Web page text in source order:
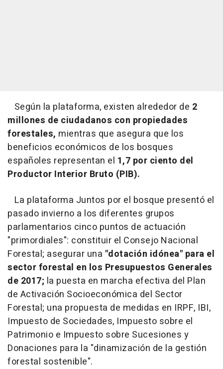
Según la plataforma, existen alrededor de 2
millones de ciudadanos con propiedades
forestales, mientras que asegura que los
beneficios económicos de los bosques
españoles representan el 1,7 por ciento del
Productor Interior Bruto (PIB).
La plataforma Juntos por el bosque presentó el
pasado invierno a los diferentes grupos
parlamentarios cinco puntos de actuación
"primordiales": constituir el Consejo Nacional
Forestal; asegurar una "dotación idónea" para el
sector forestal en los Presupuestos Generales
de 2017; la puesta en marcha efectiva del Plan
de Activación Socioeconómica del Sector
Forestal; una propuesta de medidas en IRPF, IBI,
Impuesto de Sociedades, Impuesto sobre el
Patrimonio e Impuesto sobre Sucesiones y
Donaciones para la "dinamización de la gestión
forestal sostenible".